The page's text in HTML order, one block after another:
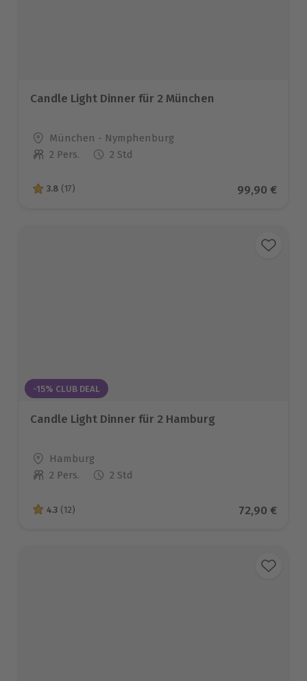
Candle Light Dinner für 2 München
Standort
München - Nymphenburg
Anzahl der Teilnehmer
2 Pers. 2 Std
3.8 von 5 Sternen basierend auf 17 Bewertungen
3.8 (17) Aktueller
99,90 €
-15% CLUB DEAL
Candle Light Dinner für 2 Hamburg
Standort
Hamburg
Anzahl der Teilnehmer
2 Pers. 2 Std
4.3 von 5 Sternen basierend auf 12 Bewertungen
4.3 (12) Aktueller
72,90 €